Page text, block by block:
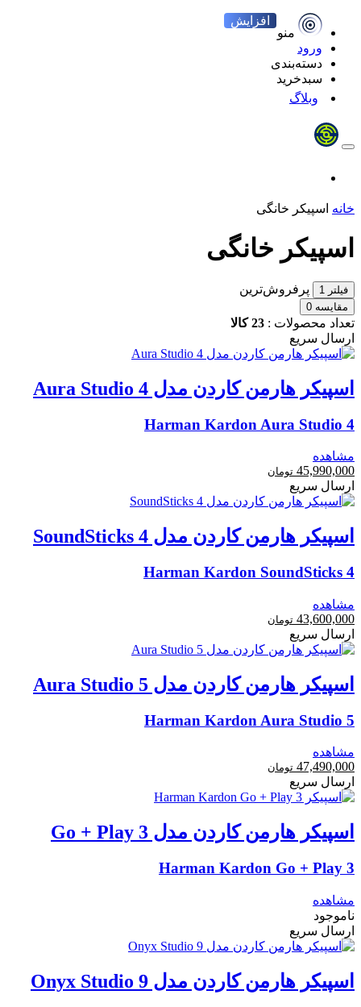
منو
ورود
دسته‌بندی
سبدخرید
وبلاگ
خانه اسپیکر خانگی
اسپیکر خانگی
فیلتر 1 پرفروش‌ترین
مقایسه 0
تعداد محصولات : 23 کالا
ارسال سریع
اسپیکر هارمن کاردن مدل Aura Studio 4
Harman Kardon Aura Studio 4
مشاهده
45,990,000 تومان
ارسال سریع
اسپیکر هارمن کاردن مدل SoundSticks 4
Harman Kardon SoundSticks 4
مشاهده
43,600,000 تومان
ارسال سریع
اسپیکر هارمن کاردن مدل Aura Studio 5
Harman Kardon Aura Studio 5
مشاهده
47,490,000 تومان
ارسال سریع
اسپیکر هارمن کاردن مدل Go + Play 3
Harman Kardon Go + Play 3
مشاهده
ناموجود
ارسال سریع
اسپیکر هارمن کاردن مدل Onyx Studio 9
افزایش